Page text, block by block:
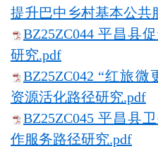
提升巴中乡村基本公共
BZ25ZC044 平昌县
研究.pdf
BZ25ZC042 “红旅
资源活化路径研究.pdf
BZ25ZC045 平昌县
作服务路径研究.pdf